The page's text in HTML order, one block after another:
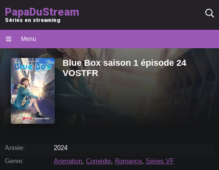
PapaDuStream
Séries en streaming
Menu
Blue Box saison 1 épisode 24
VOSTFR
Année:
2024
Genre:
Animation, Comédie, Romance, Séries VF